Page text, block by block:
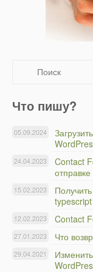
Что пишу?
05.09.2024
Contact
24.04.2023
typescript
15.02.2023
Contact
12.02.2023
Что
27.01.2023
29.04.2021